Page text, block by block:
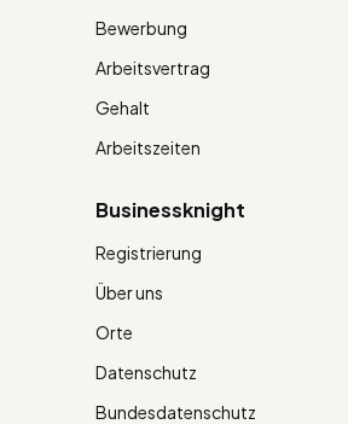
Bewerbung
Arbeitsvertrag
Gehalt
Arbeitszeiten
Businessknight
Registrierung
Über uns
Orte
Datenschutz
Bundesdatenschutz